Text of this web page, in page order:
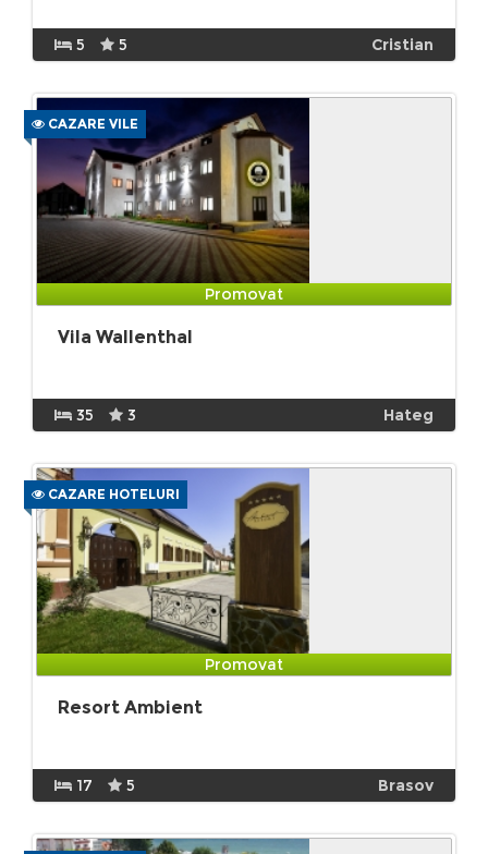
5 5 Cristian
CAZARE VILE
Promovat
Vila Wallenthal
35 3 Hateg
CAZARE HOTELURI
Promovat
Resort Ambient
17 5 Brasov